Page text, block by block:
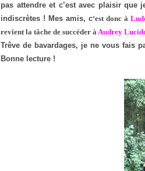
pas attendre et c’est avec plaisir que
indiscrètes ! Mes amis, c‘est donc à
revient la tâche de succéder àAudrey
Trêve de bavardages, je ne vous fais
Bonne lecture !